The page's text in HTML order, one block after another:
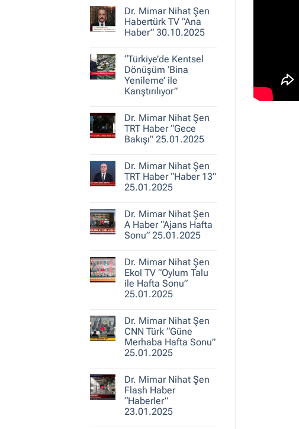
30.10.2025
Dr.
Mimar
Nihat
Şen
Hikayeleri
–
Belediye
Gerçeği
Dr. Mimar Nihat Şen
Habertürk TV “Ana
Haber” 30.10.2025
Dr.
Mimar
Nihat
Şen
Habertürk
Haber”
30.10.2025
“Türkiye’de Kentsel
Dönüşüm ‘Bina
Yenileme’ ile
Karıştırılıyor”
“Türkiye’de
Kentsel
Dönüşüm
‘Bina
Karıştırılıyor”
Dr. Mimar Nihat Şen
TRT Haber “Gece
Bakışı” 25.01.2025
Dr.
Mimar
Nihat
Şen
“Gece
Bakışı”
25.01.2025
Dr. Mimar Nihat Şen
TRT Haber “Haber 13”
25.01.2025
Dr.
Mimar
Nihat
Şen
“Haber
13”
25.01.2025
Dr. Mimar Nihat Şen
A Haber “Ajans Hafta
Sonu” 25.01.2025
Dr.
Mimar
Nihat
Şen
A
Hafta
Sonu”
25.01.2025
Dr. Mimar Nihat Şen
Ekol TV “Oylum Talu
ile Hafta Sonu”
25.01.2025
Dr.
Mimar
Nihat
Şen
Ekol
Talu
ile
Hafta
Sonu”
25.01.2025
Dr. Mimar Nihat Şen
CNN Türk “Güne
Merhaba Hafta Sonu”
25.01.2025
Dr.
Mimar
Nihat
Şen
CNN
Dr. Mimar Nihat Şen
Flash Haber
“Haberler”
23.01.2025